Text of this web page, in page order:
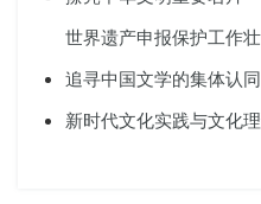
世界遗产申报保护工作
追寻中国文学的集体认同
新时代文化实践与文化